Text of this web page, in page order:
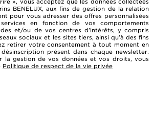
», vous acceptez que les données collectées
BENELUX, aux fins de gestion de la relation
pour vous adresser des offres personnalisées
en fonction de vos comportements
et/ou de vos centres d’intérêts, y compris
sociaux et les sites tiers, ainsi qu’à des fins
retirer votre consentement à tout moment en
présent dans chaque newsletter.
la gestion de vos données et vos droits, vous
Politique de respect de la vie privée